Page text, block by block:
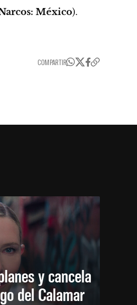
México).
COMPARTIR
y cancela
del Calamar